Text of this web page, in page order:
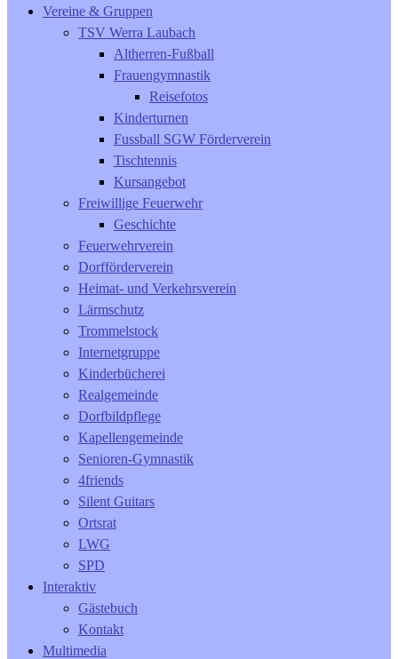
Vereine & Gruppen
TSV Werra Laubach
Altherren-Fußball
Frauengymnastik
Reisefotos
Kinderturnen
Fussball SGW Förderverein
Tischtennis
Kursangebot
Freiwillige Feuerwehr
Geschichte
Feuerwehrverein
Dorfförderverein
Heimat- und Verkehrsverein
Lärmschutz
Trommelstock
Internetgruppe
Kinderbücherei
Realgemeinde
Dorfbildpflege
Kapellengemeinde
Senioren-Gymnastik
4friends
Silent Guitars
Ortsrat
LWG
SPD
Interaktiv
Gästebuch
Kontakt
Multimedia